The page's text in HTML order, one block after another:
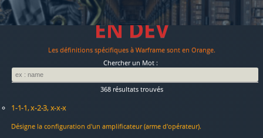
EN DEV
Les définitions spécifiques à Warframe sont en Orange.
Chercher un Mot :
368 résultats trouvés
1-1-1, x-2-3, x-x-x
Désigne la configuration d'un amplificateur (arme d'opérateur).